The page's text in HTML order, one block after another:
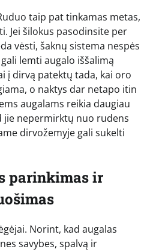
taip pat tinkamas metas,
Jei šilokus pasodinsite per
vėsti, šaknų sistema nespės
lemti augalo iššalimą
į dirvą patektų tada, kai oro
o naktys dar netapo itin
augalams reikia daugiau
jie nepermirktų nuo rudens
dirvožemyje gali sukelti
parinkimas ir
Norint, kad augalas
savybes, spalvą ir